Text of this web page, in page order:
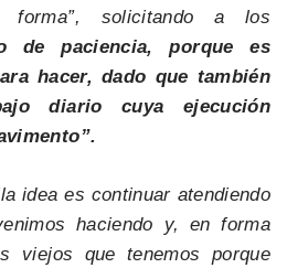
forma”, solicitando a los
de paciencia, porque es
hacer, dado que también
diario cuya ejecución
idea es continuar atendiendo
haciendo y, en forma
viejos que tenemos porque